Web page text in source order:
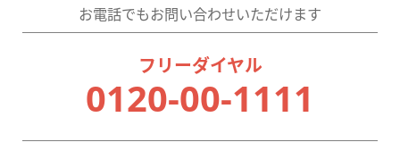
お電話でもお問い合わせいただけます
フリーダイヤル
0120-00-1111